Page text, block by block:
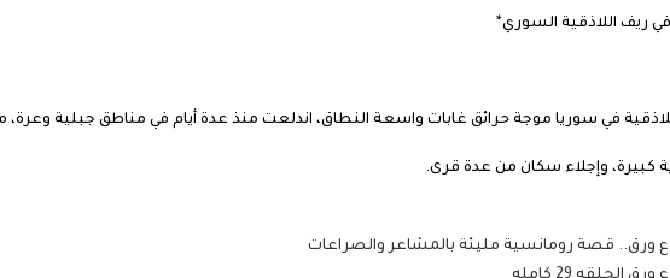
ريف اللاذقية السوري*
في سوريا موجة حرائق غابات واسعة النطاق، اندلعت منذ عدة أيام في مناطق جبلية وعرة،
كبيرة، وإجلاء سكان من عدة قرى.
قصة رومانسية مليئة بالمشاعر والصراعات